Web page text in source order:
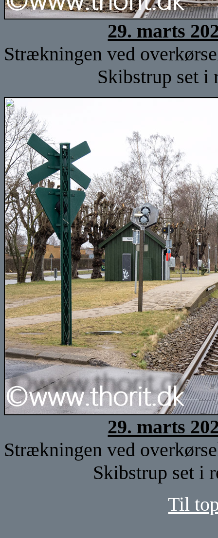
29. marts
Strækningen ved
Skibstrup set i
29. marts
Strækningen ved
Skibstrup set i
Til